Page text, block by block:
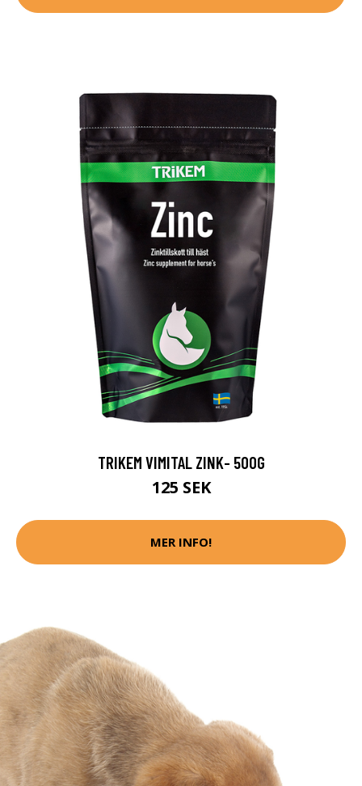
TRIKEM VIMITAL ZINK- 500G
125 SEK
MER INFO!